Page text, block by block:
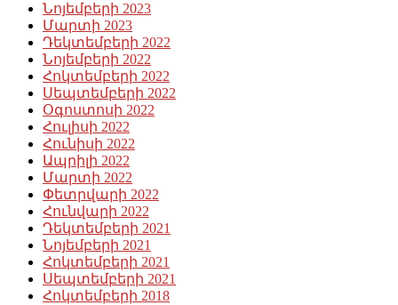
Նոյեմբերի 2023
Մարտի 2023
Դեկտեմբերի 2022
Նոյեմբերի 2022
Հոկտեմբերի 2022
Սեպտեմբերի 2022
Օգոստոսի 2022
Հուլիսի 2022
Հունիսի 2022
Ապրիլի 2022
Մարտի 2022
Փետրվարի 2022
Հունվարի 2022
Դեկտեմբերի 2021
Նոյեմբերի 2021
Հոկտեմբերի 2021
Սեպտեմբերի 2021
Հոկտեմբերի 2018